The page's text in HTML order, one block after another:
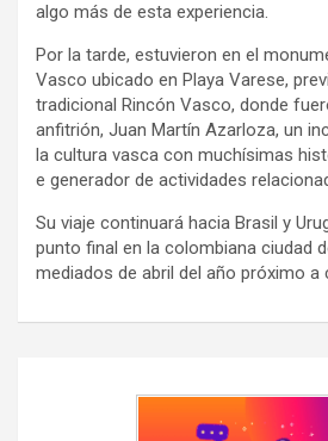
algo más de esta experiencia.
Por la tarde, estuvieron en el
Vasco ubicado en Playa Varese,
tradicional Rincón Vasco, donde
anfitrión, Juan Martín Azarloza, un
la cultura vasca con muchísimas
e generador de actividades
Su viaje continuará hacia Brasil y
punto final en la colombiana ciudad
mediados de abril del año próximo a